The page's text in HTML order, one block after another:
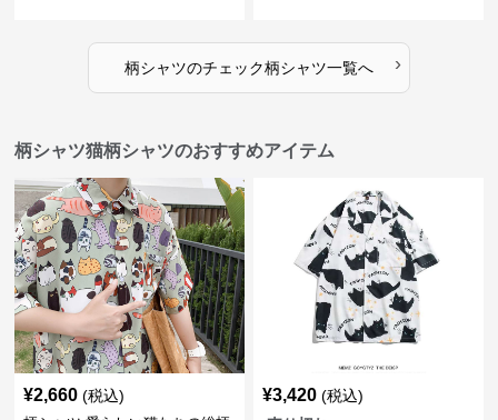
柄シャツのチェック柄シャツ一覧へ ›
柄シャツ猫柄シャツのおすすめアイテム
¥2,660 (税込) ¥3,420 (税込)